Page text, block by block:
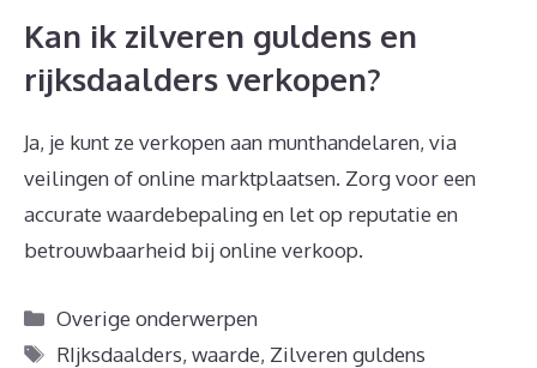
Kan ik zilveren guldens en
rijksdaalders verkopen?
Ja, je kunt ze verkopen aan munthandelaren, via
veilingen of online marktplaatsen. Zorg voor een
accurate waardebepaling en let op reputatie en
betrouwbaarheid bij online verkoop.
Categorieën
Overige onderwerpen
Tags
RIjksdaalders,waarde, Zilveren guldens